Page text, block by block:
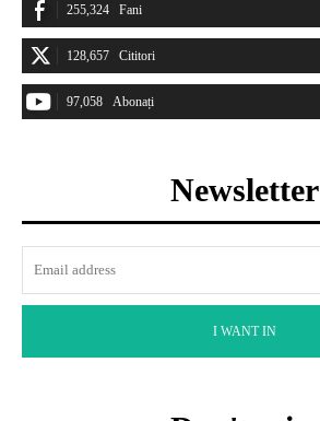
255,324 Fani
128,657 Cititori
97,058 Abonați
Newsletter
I WANT IN